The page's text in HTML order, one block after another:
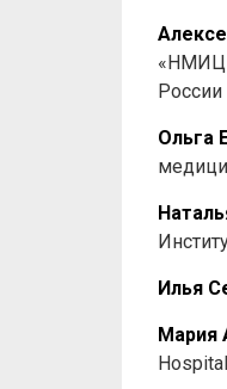
«НМИЦ
России
Ольга
Илья
Мария